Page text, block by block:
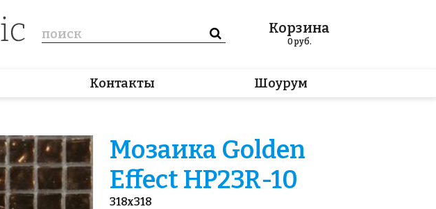
Корзина
0руб.
Контакты Шоурум
Мозаика Golden
Effect HP23R-10
318x318